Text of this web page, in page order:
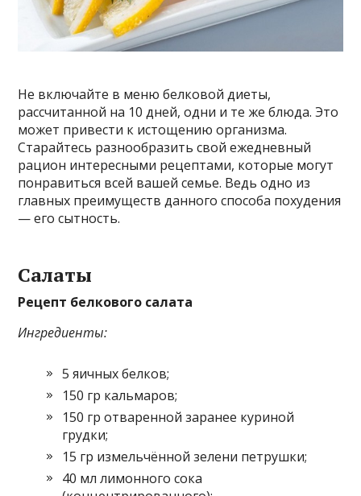
Не включайте в меню белковой диеты,
рассчитанной на 10 дней, одни и те же блюда. Это
может привести к истощению организма.
Старайтесь разнообразить свой ежедневный
рацион интересными рецептами, которые могут
понравиться всей вашей семье. Ведь одно из
главных преимуществ данного способа похудения
— его сытность.
Салаты
Рецепт белкового салата
Ингредиенты:
5 яичных белков;
150 гр кальмаров;
150 гр отваренной заранее куриной
грудки;
15 гр измельчённой зелени петрушки;
40 мл лимонного сока